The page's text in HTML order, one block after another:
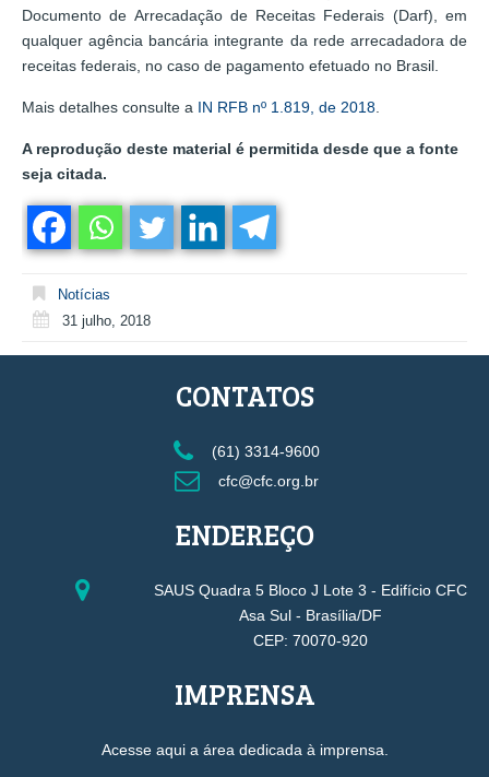
Documento de Arrecadação de Receitas Federais (Darf), em
qualquer agência bancária integrante da rede arrecadadora de
receitas federais, no caso de pagamento efetuado no Brasil.
Mais detalhes consulte a IN RFB nº 1.819, de 2018
A reprodução deste material é permitida desde que a fonte
seja citada.
Notícias
31 julho, 2018
CONTATOS
(61) 3314-9600
cfc@cfc.org.br
ENDEREÇO
SAUS Quadra 5 Bloco J Lote 3 - Edifício CFC
Asa Sul - Brasília/DF
CEP: 70070-920
IMPRENSA
Acesse aqui a área dedicada à imprensa.